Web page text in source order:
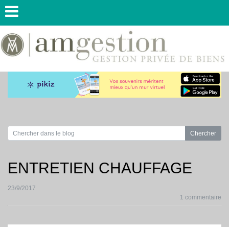
ENTRETIEN CHAUFFAGE
23/9/2017
1 commentaire